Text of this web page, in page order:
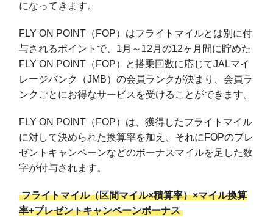
になってきます。
FLY ON POINT（FOP）はフライトマイルとは別に付
与されるポイントで、1月～12月の12ヶ月間に貯めた
FLY ON POINT（FOP）と搭乗回数に応じてJALマイ
レージバンク（JMB）の会員ランクが決まり、会員ラ
ンクごとにお得なサービスを受けることができます。
FLY ON POINT（FOP）は、獲得したフライトマイル
に対して決められた換算率を加え、それにFOPのプレ
ゼントキャンペーンなどのボーナスマイルを足した数
字が付与されます。
フライトマイル（区間マイル×積算率）×マイル換算
率+プレゼントキャンペーンボーナス